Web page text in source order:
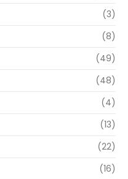
(3)
(8)
(49)
(48)
(4)
(13)
(22)
(16)